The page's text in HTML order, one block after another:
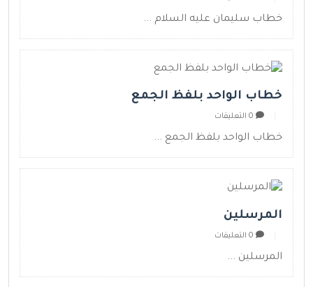
خطاب سليمان عليه السلام ...
خطاب الواحد بلفظ الجمع
خطاب الواحد بلفظ الجمع ...
المرسلين
المرسلين ...